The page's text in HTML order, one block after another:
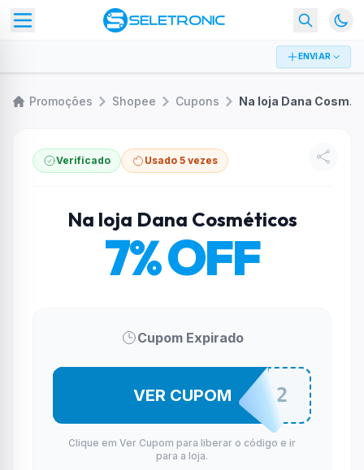
ENVIAR
Promoções Shopee Cupons Na loja Dana Cosméticos
Verificado Usado 5 vezes
Na loja Dana Cosméticos
7% OFF
Cupom Expirado
DANAFEV2
VER CUPOM
Clique em Ver Cupom para liberar o código e ir
para a loja.